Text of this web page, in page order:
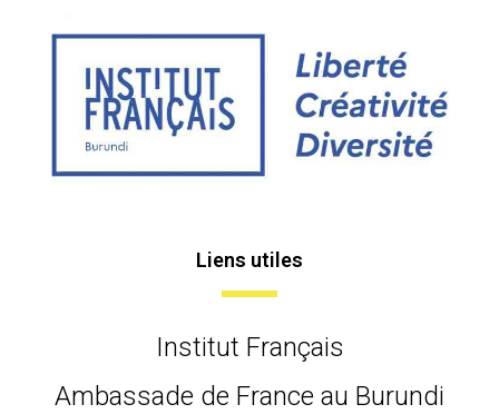
Liens utiles
Institut Français
Ambassade de France au Burundi